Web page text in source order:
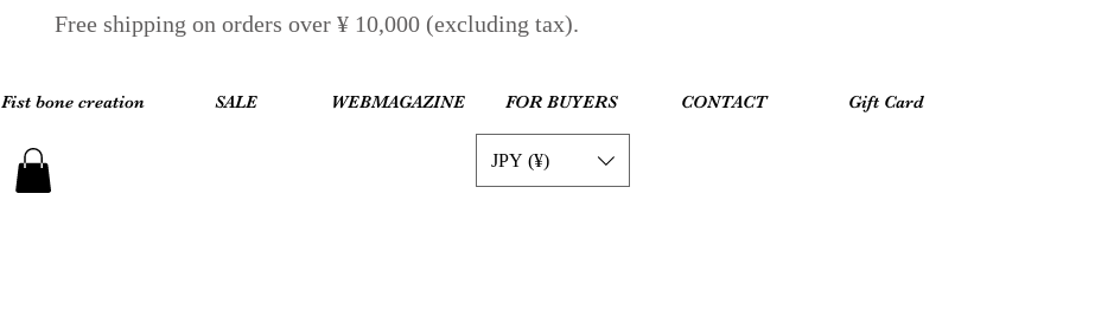
Free shipping on orders over ¥ 10,000 (excluding tax).
Fist bone creation SALE WEBMAGAZINE FOR BUYERS CONTACT Gift Card
JPY (¥)